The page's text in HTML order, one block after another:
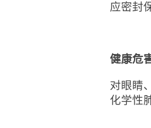
应密封
健康危
对眼睛
化学性